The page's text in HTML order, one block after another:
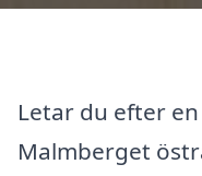
Letar du efter
Malmberget